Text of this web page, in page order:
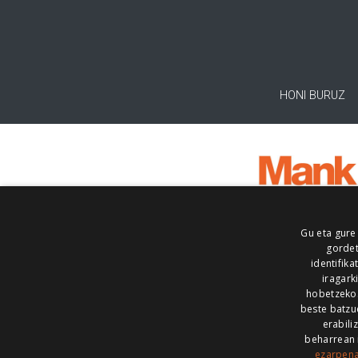
HONI BURUZ
Gu eta
hobetzeko.
beste
beharrean